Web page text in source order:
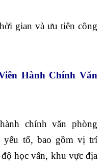
gian và ưu tiên công
Hành Chính Văn
chính văn phòng
yếu tố, bao gồm vị trí
học vấn, khu vực địa